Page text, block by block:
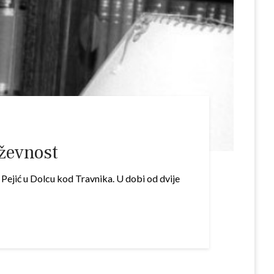
u Dolcu kod Travnika. U dobi od dvije